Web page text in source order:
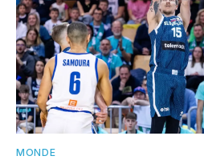
MONDE